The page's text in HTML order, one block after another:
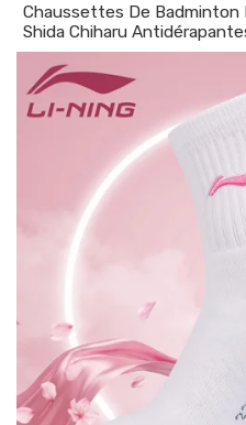
Chaussettes De Badminton
Shida Chiharu